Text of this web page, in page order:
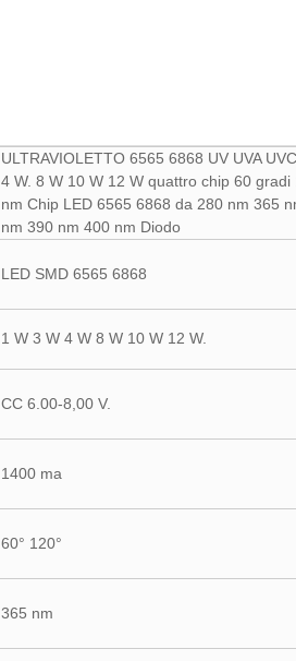
ULTRAVIOLETTO 6565 6868 UV UVA
4 W. 8 W 10 W 12 W quattro chip 60 gradi
nm Chip LED 6565 6868 da 280 nm 365
nm 390 nm 400 nm Diodo
LED SMD 6565 6868
1 W 3 W 4 W 8 W 10 W 12 W.
CC 6.00-8,00 V.
1400 ma
60° 120°
365 nm